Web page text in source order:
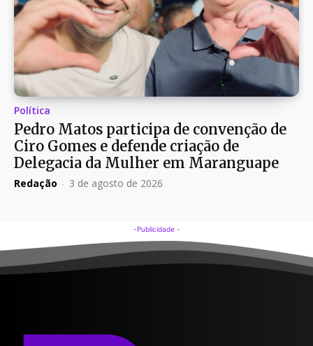
Política
Pedro Matos participa de convenção de
Ciro Gomes e defende criação de
Delegacia da Mulher em Maranguape
Redação - 3 de agosto de 2026
-Publicidade -